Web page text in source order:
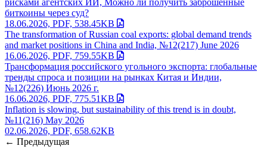
биткоины через суд?
18.06.2026, PDF, 538.45KB
The transformation of Russian coal exports: global demand trends
and market positions in China and India, №12(217) June 2026
16.06.2026, PDF, 759.55KB
Трансформация российского угольного экспорта: глобальные
тренды спроса и позиции на рынках Китая и Индии,
№12(226) Июнь 2026 г.
16.06.2026, PDF, 775.51KB
Inflation is slowing, but sustainability of this trend is in doubt,
№11(216) May 2026
02.06.2026, PDF, 658.62KB
← Предыдущая